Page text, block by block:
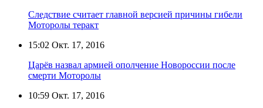
Следствие считает главной версией причины гибели
Моторолы теракт
15:02 Окт. 17, 2016
Царёв назвал армией ополчение Новороссии после
смерти Моторолы
10:59 Окт. 17, 2016